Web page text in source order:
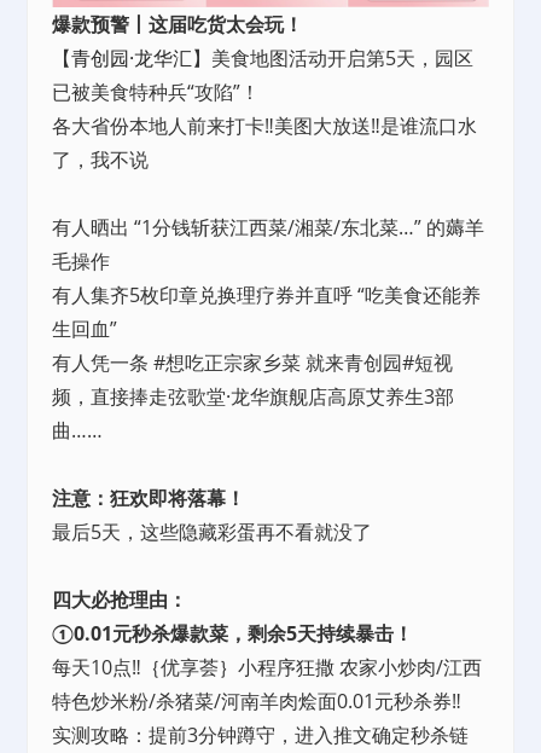
爆款预警丨这届吃货太会玩！
【青创园·龙华汇】美食地图活动开启第5天，园区
已被美食特种兵“攻陷”！
各大省份本地人前来打卡‼️美图大放送‼️是谁流口水
了，我不说
有人晒出 “1分钱斩获江西菜/湘菜/东北菜…” 的薅羊
毛操作
有人集齐5枚印章兑换理疗券并直呼 “吃美食还能养
生回血”
有人凭一条 #想吃正宗家乡菜 就来青创园#短视
频，直接捧走弦歌堂·龙华旗舰店高原艾养生3部
曲……
注意：狂欢即将落幕！
最后5天，这些隐藏彩蛋再不看就没了
四大必抢理由：
①0.01元秒杀爆款菜，剩余5天持续暴击！
每天10点‼️｛优享荟｝小程序狂撒 农家小炒肉/江西
特色炒米粉/杀猪菜/河南羊肉烩面0.01元秒杀券‼️
实测攻略：提前3分钟蹲守，进入推文确定秒杀链